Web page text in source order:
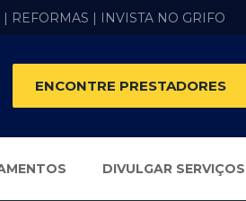
| REFORMAS | INVISTA NO GRIFO
ENCONTRE PRESTADORES
DIVULGAR SERVIÇOS